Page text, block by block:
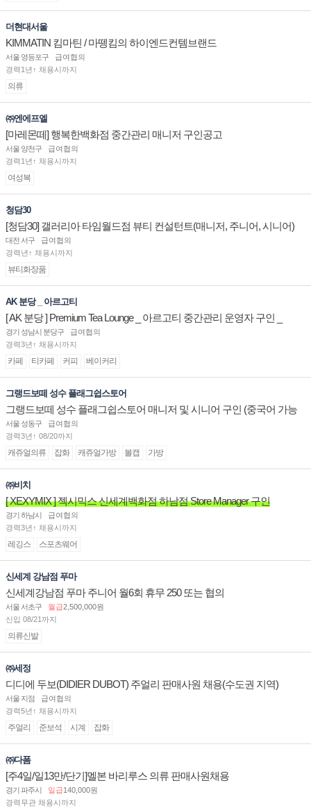
더현대서울
KIMMATIN 킴마틴 / 마뗑킴의 하이엔드컨템브랜드
서울 영등포구
급여협의
경력1년↑ 채용시까지
의류
㈜엔에프엘
[마레몬떼] 행복한백화점 중간관리 매니저 구인공고
서울 양천구
급여협의
경력1년↑ 채용시까지
여성복
청담30
[청담30] 갤러리아 타임월드점 뷰티 컨설턴트(매니저, 주니어, 시니어)
채용
대전 서구
급여협의
경력년↑ 채용시까지
뷰티화장품
AK 분당 _ 아르고티
[ AK 분당 ] Premium Tea Lounge _ 아르고티 중간관리 운영자 구인 _
경기 성남시 분당구
급여협의
경력3년↑ 채용시까지
카페 티카페 커피 베이커리
그랭드보떼 성수 플래그쉽스토어
그랭드보떼 성수 플래그쉽스토어 매니저 및 시니어 구인 (중국어 가능
자)
서울 성동구
급여협의
경력3년↑ 08/20까지
캐쥬얼의류 잡화 캐쥬얼가방 볼캡 가방
㈜비치
[ XEXYMIX ] 젝시믹스 신세계백화점 하남점 Store Manager 구인
경기 하남시
급여협의
경력3년↑ 채용시까지
레깅스 스포츠웨어
신세계 강남점 푸마
신세계강남점 푸마 주니어 월6회 휴무 250 또는 협의
서울 서초구 월급2,500,000원
신입 08/21까지
의류신발
㈜세정
디디에 두보(DIDIER DUBOT) 주얼리 판매사원 채용(수도권 지역)
서울 지점
급여협의
경력5년↑ 채용시까지
주얼리 준보석 시계 잡화
㈜다폼
[주4일/일13만/단기]멜본 바리루스 의류 판매사원채용
경기 파주시 일급140,000원
경력무관 채용시까지